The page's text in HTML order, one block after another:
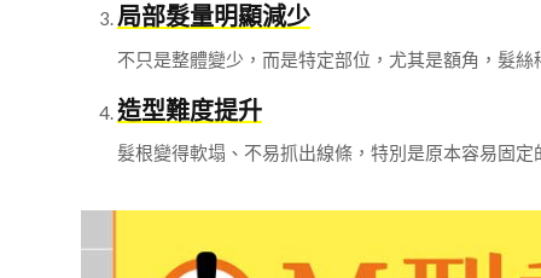
局部髮量明顯減少
不只是整體變少，而是特定部位，尤其是額角，髮
造型難度提升
髮根變得軟塌、不易抓出線條，特別是原本容易固